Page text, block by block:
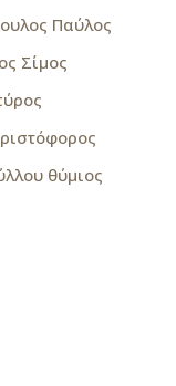
Παύλος
Σίμος
θύμιος